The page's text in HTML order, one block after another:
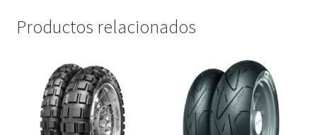
Productos relacionados